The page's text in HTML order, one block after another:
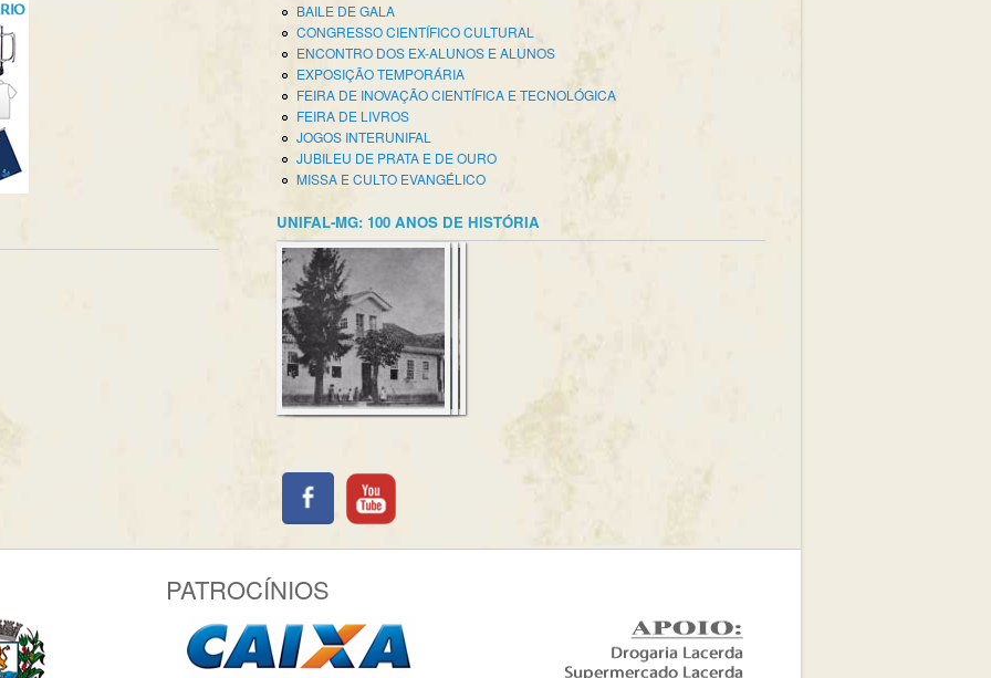
BAILE DE GALA
CONGRESSO CIENTÍFICO CULTURAL
ENCONTRO DOS EX-ALUNOS E ALUNOS
EXPOSIÇÃO TEMPORÁRIA
FEIRA DE INOVAÇÃO CIENTÍFICA E TECNOLÓGICA
FEIRA DE LIVROS
JOGOS INTERUNIFAL
JUBILEU DE PRATA E DE OURO
MISSA E CULTO EVANGÉLICO
UNIFAL-MG: 100 ANOS DE HISTÓRIA
PATROCÍNIOS